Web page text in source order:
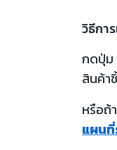
วิธีกา
กดปุ่ม
สินค้า
หรือถ้
แผนที่